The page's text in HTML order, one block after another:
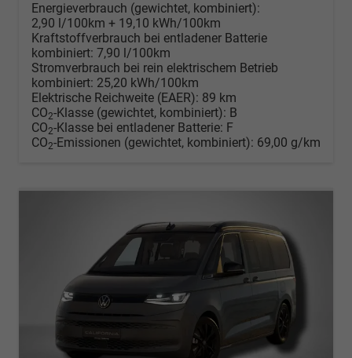
Energieverbrauch (gewichtet, kombiniert):
2,90 l/100km + 19,10 kWh/100km
Kraftstoffverbrauch bei entladener Batterie
kombiniert: 7,90 l/100km
Stromverbrauch bei rein elektrischem Betrieb
kombiniert: 25,20 kWh/100km
Elektrische Reichweite (EAER): 89 km
CO2-Klasse (gewichtet, kombiniert): B
CO2-Klasse bei entladener Batterie: F
CO2-Emissionen (gewichtet, kombiniert): 69,00 g/km